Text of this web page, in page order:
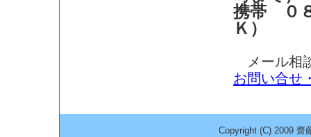
携帯 ０
Ｋ）
メール相
お問い合せ
Copyright (C) 2009 齋